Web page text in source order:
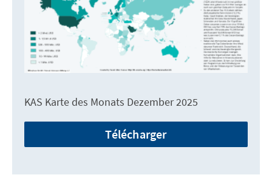
KAS Karte des Monats Dezember 2025
Télécharger